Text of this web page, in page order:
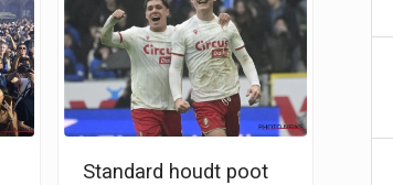
Standard houdt poot